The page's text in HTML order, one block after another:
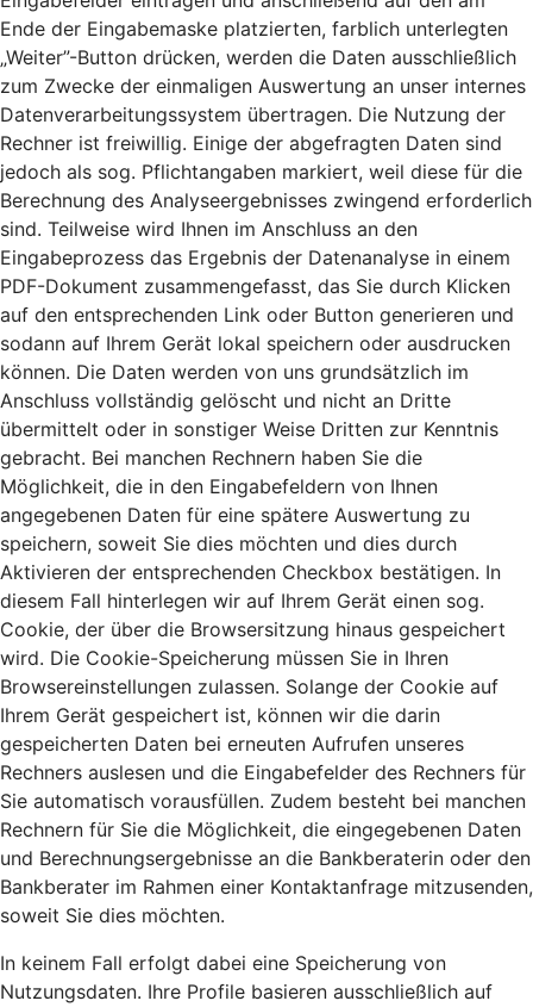
Ende der Eingabemaske platzierten, farblich unterlegten
„Weiter”-Button drücken, werden die Daten ausschließlich
zum Zwecke der einmaligen Auswertung an unser internes
Datenverarbeitungssystem übertragen. Die Nutzung der
Rechner ist freiwillig. Einige der abgefragten Daten sind
jedoch als sog. Pflichtangaben markiert, weil diese für die
Berechnung des Analyseergebnisses zwingend erforderlich
sind. Teilweise wird Ihnen im Anschluss an den
Eingabeprozess das Ergebnis der Datenanalyse in einem
PDF-Dokument zusammengefasst, das Sie durch Klicken
auf den entsprechenden Link oder Button generieren und
sodann auf Ihrem Gerät lokal speichern oder ausdrucken
können. Die Daten werden von uns grundsätzlich im
Anschluss vollständig gelöscht und nicht an Dritte
übermittelt oder in sonstiger Weise Dritten zur Kenntnis
gebracht. Bei manchen Rechnern haben Sie die
Möglichkeit, die in den Eingabefeldern von Ihnen
angegebenen Daten für eine spätere Auswertung zu
speichern, soweit Sie dies möchten und dies durch
Aktivieren der entsprechenden Checkbox bestätigen. In
diesem Fall hinterlegen wir auf Ihrem Gerät einen sog.
Cookie, der über die Browsersitzung hinaus gespeichert
wird. Die Cookie-Speicherung müssen Sie in Ihren
Browsereinstellungen zulassen. Solange der Cookie auf
Ihrem Gerät gespeichert ist, können wir die darin
gespeicherten Daten bei erneuten Aufrufen unseres
Rechners auslesen und die Eingabefelder des Rechners für
Sie automatisch vorausfüllen. Zudem besteht bei manchen
Rechnern für Sie die Möglichkeit, die eingegebenen Daten
und Berechnungsergebnisse an die Bankberaterin oder den
Bankberater im Rahmen einer Kontaktanfrage mitzusenden,
soweit Sie dies möchten.
In keinem Fall erfolgt dabei eine Speicherung von
Nutzungsdaten. Ihre Profile basieren ausschließlich auf